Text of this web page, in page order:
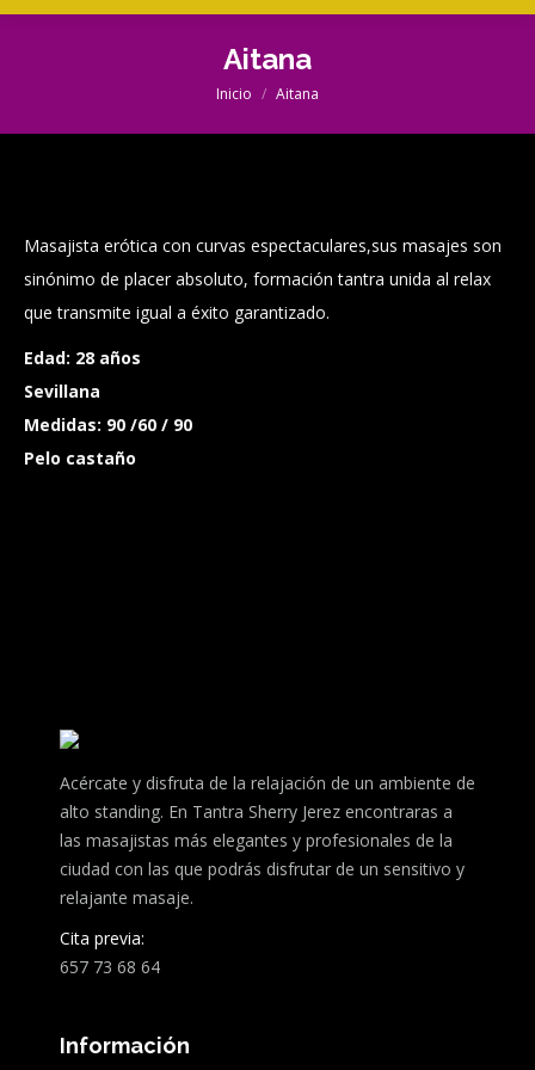
Aitana
Estás aquí:
Inicio Aitana
Masajista erótica con curvas espectaculares,sus masajes son
sinónimo de placer absoluto, formación tantra unida al relax
que transmite igual a éxito garantizado.
Edad: 28 años
Sevillana
Medidas: 90 /60 / 90
Pelo castaño
Acércate y disfruta de la relajación de un ambiente de
alto standing. En Tantra Sherry Jerez encontraras a
las masajistas más elegantes y profesionales de la
ciudad con las que podrás disfrutar de un sensitivo y
relajante masaje.
Cita previa:
657 73 68 64
Información